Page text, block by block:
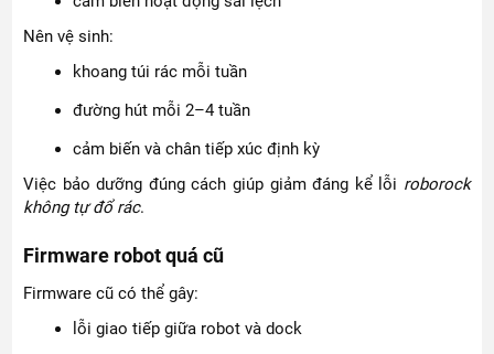
Nên vệ sinh:
khoang túi rác mỗi tuần
đường hút mỗi 2–4 tuần
cảm biến và chân tiếp xúc định kỳ
Việc bảo dưỡng đúng cách giúp giảm đáng kể lỗi roborock
không tự đổ rác.
Firmware robot quá cũ
Firmware cũ có thể gây:
lỗi giao tiếp giữa robot và dock